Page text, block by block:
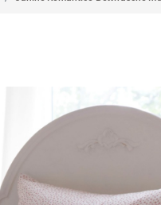
Nachtwäsche